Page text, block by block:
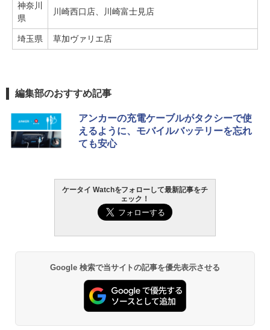
神奈川
県
川崎西口店、川崎富士見店
埼玉県 草加ヴァリエ店
編集部のおすすめ記事
アンカーの充電ケーブルがタクシーで使
えるように、モバイルバッテリーを忘れ
ても安心
ケータイ Watchをフォローして最新記事をチ
ェック！
Google 検索で当サイトの記事を優先表示させる